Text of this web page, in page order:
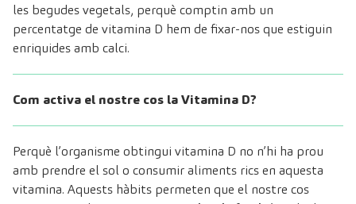
les begudes vegetals, perquè comptin amb un
percentatge de vitamina D hem de fixar-nos que estiguin
enriquides amb calci.
Com activa el nostre cos la Vitamina D?
Perquè l’organisme obtingui vitamina D no n’hi ha prou
amb prendre el sol o consumir aliments rics en aquesta
vitamina. Aquests hàbits permeten que el nostre cos